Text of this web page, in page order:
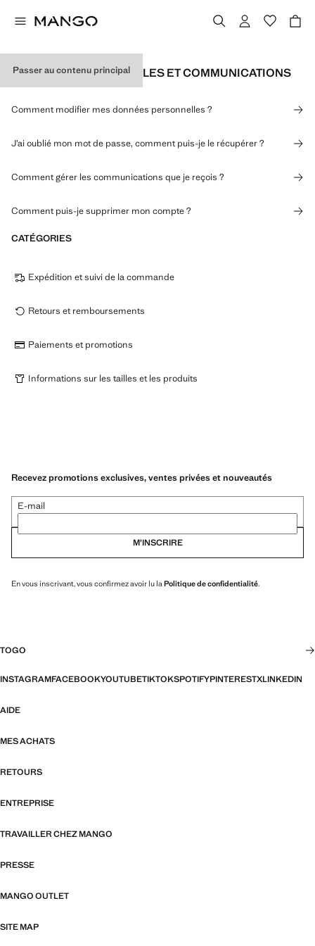
Passer au contenu principal
DONNÉES PERSONNELLES ET COMMUNICATIONS
Comment modifier mes données personnelles ?
J’ai oublié mon mot de passe, comment puis-je le récupérer ?
Comment gérer les communications que je reçois ?
Comment puis-je supprimer mon compte ?
CATÉGORIES
Expédition et suivi de la commande
Retours et remboursements
Paiements et promotions
Informations sur les tailles et les produits
Recevez promotions exclusives, ventes privées et nouveautés
E-mail
M’INSCRIRE
En vous inscrivant, vous confirmez avoir lu la Politique de confidentialité.
TOGO
INSTAGRAMFACEBOOKYOUTUBETIKTOKSPOTIFYPINTERESTXLINKEDIN
AIDE
MES ACHATS
RETOURS
ENTREPRISE
TRAVAILLER CHEZ MANGO
PRESSE
MANGO OUTLET
SITE MAP